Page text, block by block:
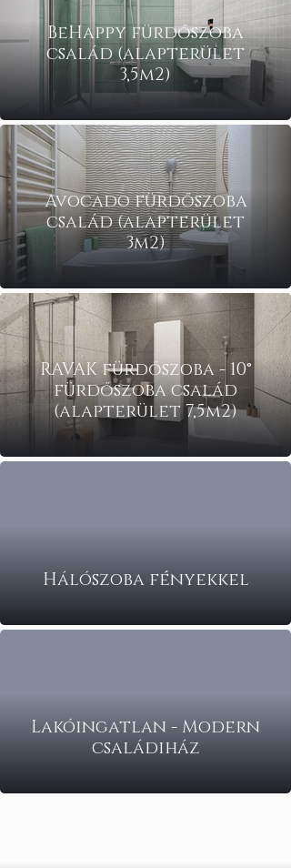
Ravak fürdőszoba -
BeHappy fürdőszoba
család (alapterület
3,5m2)
RAVAK fürdőszoba -
Avocado fürdőszoba
család (alapterület
3m2)
RAVAK fürdőszoba - 10°
fürdőszoba család
(alapterület 7,5m2)
Hálószoba fényekkel
Lakóingatlan - Modern
családiház